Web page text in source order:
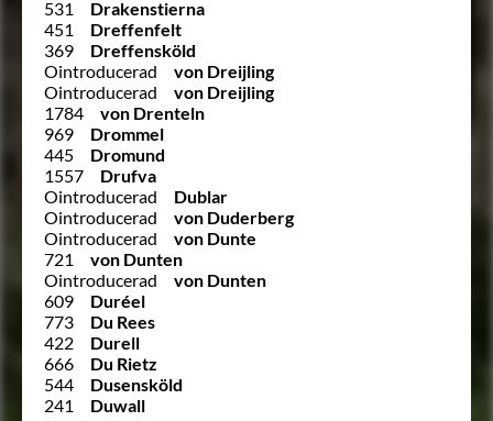
531
Drakenstierna
451
Dreffenfelt
369
Dreffensköld
Ointroducerad
von Dreijling
Ointroducerad
von Dreijling
1784
von Drenteln
969
Drommel
445
Dromund
1557
Drufva
Ointroducerad
Dublar
Ointroducerad
von Duderberg
Ointroducerad
von Dunte
721
von Dunten
Ointroducerad
von Dunten
609
Duréel
773
Du Rees
422
Durell
666
Du Rietz
544
Dusensköld
241
Duwall